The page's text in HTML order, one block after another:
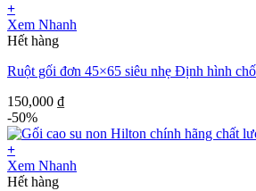
+
Xem Nhanh
Hết hàng
Ruột gối đơn 45×65 siêu nhẹ Định hình
150,000 ₫
-50%
+
Xem Nhanh
Hết hàng